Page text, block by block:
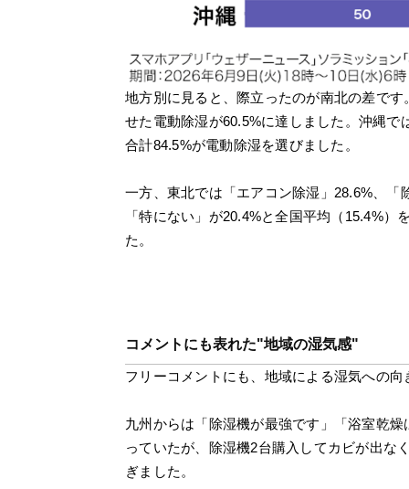
地方別に見ると、際立ったのが南北の差で
せた電動除湿が60.5%に達しました。沖縄
合計84.5%が電動除湿を選びました。
一方、東北では「エアコン除湿」28.6%、
「特にない」が20.4%と全国平均（15.4%
た。
コメントにも表れた"地域の湿気感"
フリーコメントにも、地域による湿気への
九州からは「除湿機が最強です」「浴室乾
っていたが、除湿機2台購入してカビが出な
ぎました。